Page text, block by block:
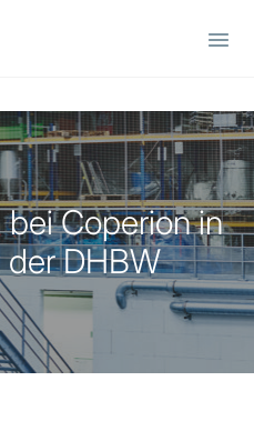
Coperion in
DHBW